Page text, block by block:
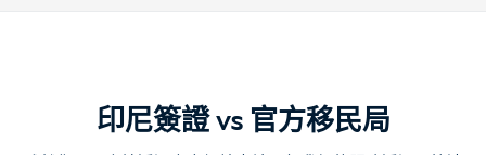
印尼簽證 vs 官方移民局